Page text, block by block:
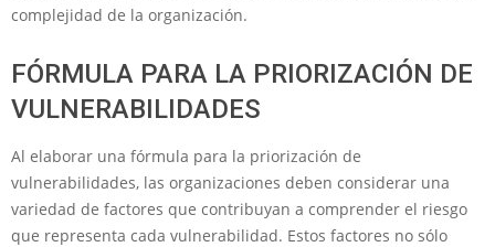
complejidad de la organización.
FÓRMULA PARA LA PRIORIZACIÓN DE
VULNERABILIDADES
Al elaborar una fórmula para la priorización de
vulnerabilidades, las organizaciones deben considerar una
variedad de factores que contribuyan a comprender el riesgo
que representa cada vulnerabilidad. Estos factores no sólo